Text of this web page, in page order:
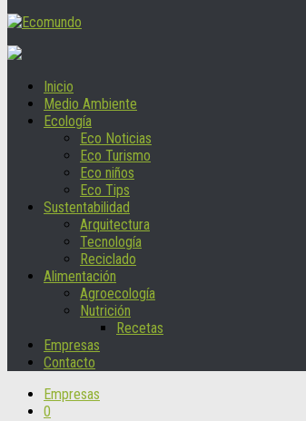
Inicio
Medio Ambiente
Ecología
Eco Noticias
Eco Turismo
Eco niños
Eco Tips
Sustentabilidad
Arquitectura
Tecnología
Reciclado
Alimentación
Agroecología
Nutrición
Recetas
Empresas
Contacto
Empresas
0